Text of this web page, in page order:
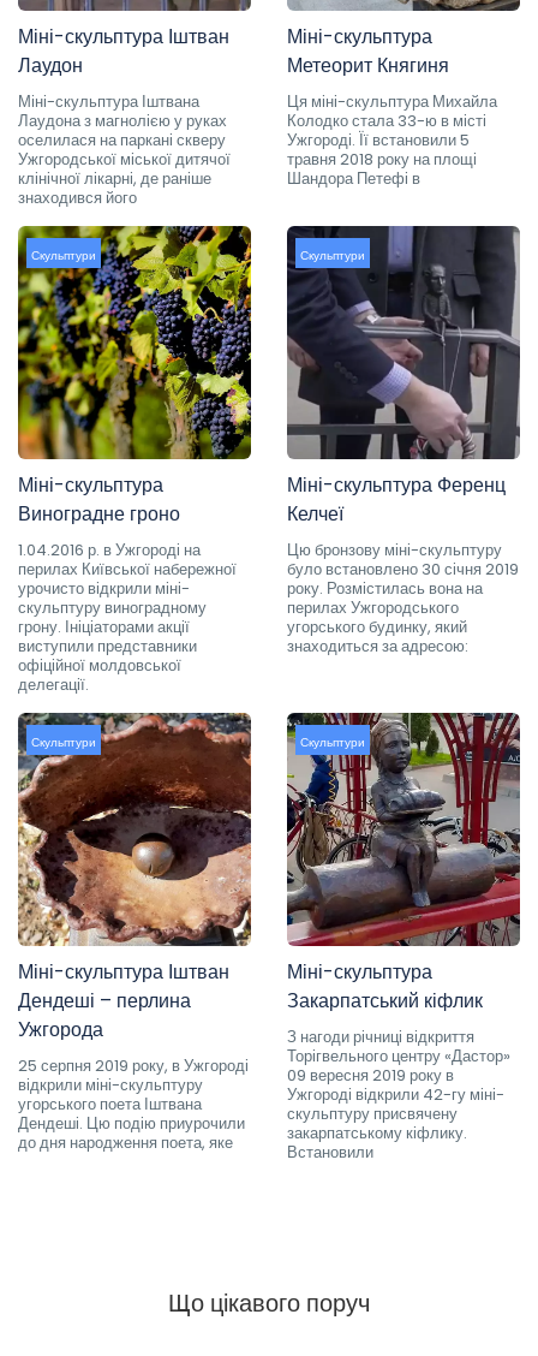
Міні-скульптура Іштван
Лаудон
Міні-скульптура Іштвана
Лаудона з магнолією у руках
оселилася на паркані скверу
Ужгородської міської дитячої
клінічної лікарні, де раніше
знаходився його
Міні-скульптура
Метеорит Княгиня
Ця міні-скульптура Михайла
Колодко стала 33-ю в місті
Ужгороді. Її встановили 5
травня 2018 року на площі
Шандора Петефі в
Скульптури
Міні-скульптура
Виноградне гроно
1.04.2016 р. в Ужгороді на
перилах Київської набережної
урочисто відкрили міні-
скульптуру виноградному
грону. Ініціаторами акції
виступили представники
офіційної молдовської
делегації.
Скульптури
Міні-скульптура Ференц
Келчеї
Цю бронзову міні-скульптуру
було встановлено 30 січня 2019
року. Розмістилась вона на
перилах Ужгородського
угорського будинку, який
знаходиться за адресою:
Скульптури
Міні-скульптура Іштван
Дендеші – перлина
Ужгорода
25 серпня 2019 року, в Ужгороді
відкрили міні-скульптуру
угорського поета Іштвана
Дендеші. Цю подію приурочили
до дня народження поета, яке
Скульптури
Міні-скульптура
Закарпатський кіфлик
З нагоди річниці відкриття
Торігвельного центру «Дастор»
09 вересня 2019 року в
Ужгороді відкрили 42-гу міні-
скульптуру присвячену
закарпатському кіфлику.
Встановили
Що цікавого поруч